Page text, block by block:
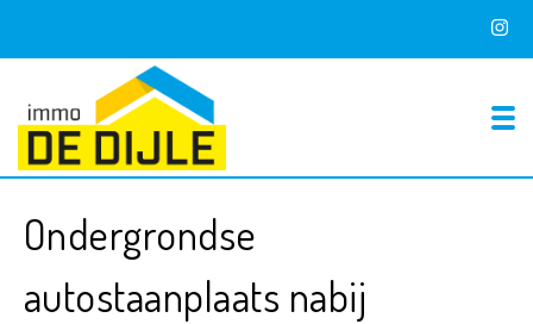
Ondergrondse
autostaanplaats nabij